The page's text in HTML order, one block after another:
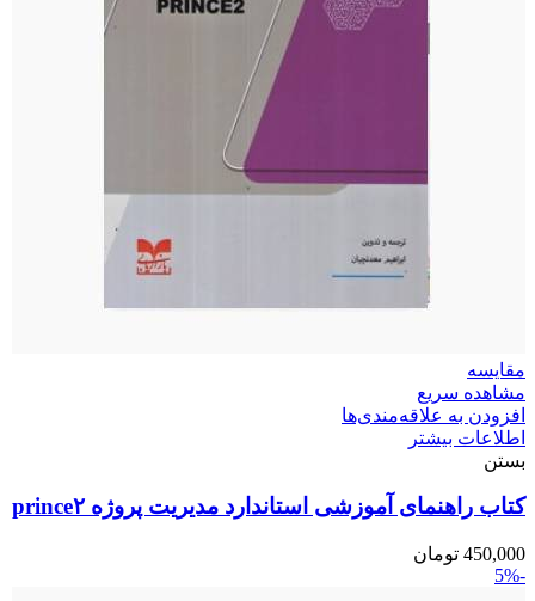
مقایسه
مشاهده سریع
افزودن به علاقه‌مندی‌ها
اطلاعات بیشتر
بستن
کتاب راهنمای آموزشی استاندارد مدیریت پروژه prince۲
450,000 تومان
-5%